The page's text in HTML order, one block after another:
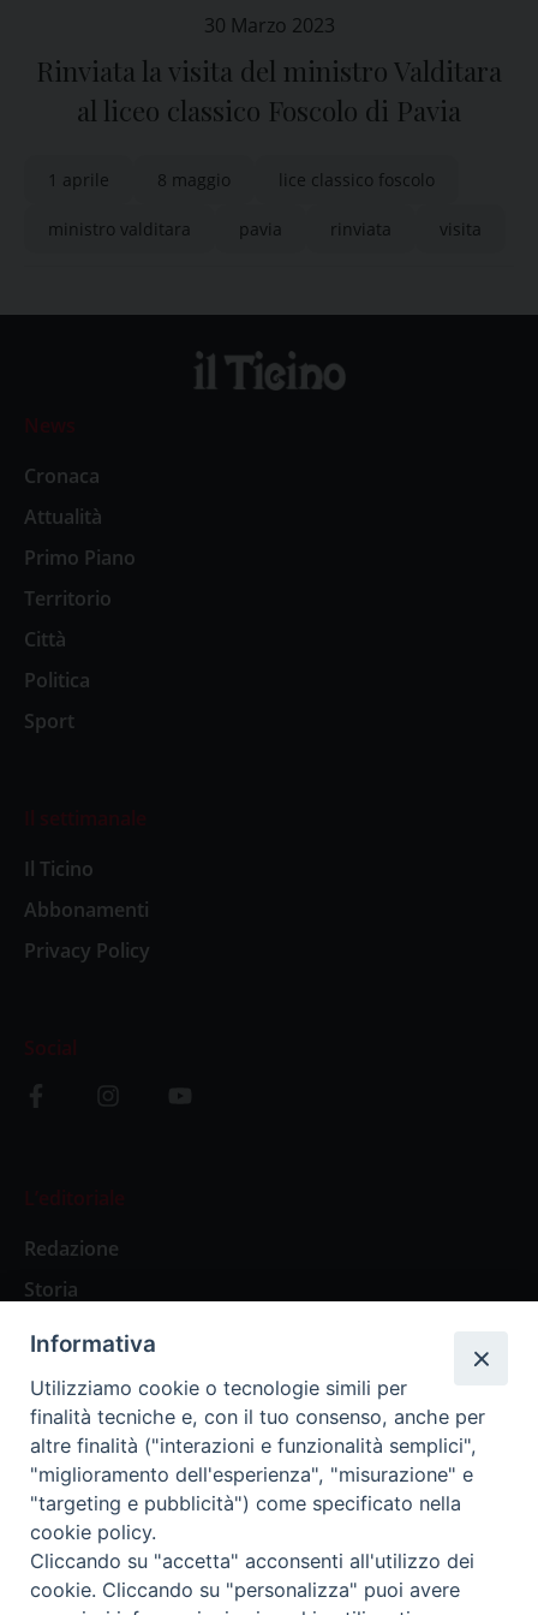
30 Marzo 2023
Rinviata la visita del ministro Valditara
al liceo classico Foscolo di Pavia
1 aprile 8 maggio lice classico foscolo
ministro valditara pavia rinviata visita
News
Cronaca
Attualità
Primo Piano
Territorio
Città
Politica
Sport
Il settimanale
Il Ticino
Abbonamenti
Privacy Policy
Social
L’editoriale
Redazione
Storia
Abbonamenti
Abbonamento Annuale Digitale
Abbonamento Annuale Cartaceo
Abbonamento Singola Copia Digitale
Informativa
Utilizziamo cookie o tecnologie simili per
finalità tecniche e, con il tuo consenso, anche per
altre finalità ("interazioni e funzionalità semplici",
"miglioramento dell'esperienza", "misurazione" e
"targeting e pubblicità") come specificato nella
cookie policy.
Cliccando su "accetta" acconsenti all'utilizzo dei
cookie. Cliccando su "personalizza" puoi avere